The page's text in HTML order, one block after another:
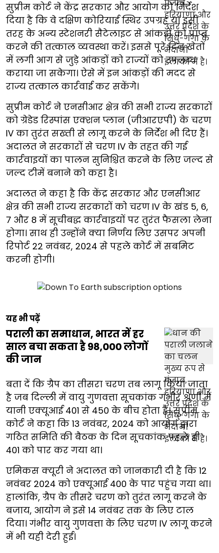
सुप्रीम कोर्ट ने केंद्र सरकार और आयोग को निर्देश
दिया है कि वे दक्षिण कोरियाई स्थिर उपग्रह या इसी
तरह के अन्य स्टेशनरी सैटेलाइट से आंकड़ों को प्राप्त
करने की तत्काल व्यवस्था करें। इससे पूरे दिन खेतों
में लगी आग से जुड़े आंकड़ों को राज्यों को उपलब्ध
कराया जा सकेगा। ऐसे में इन आंकड़ों की मदद से
राज्य तत्काल कार्रवाई कर सकेंगे।
सुप्रीम कोर्ट ने एनसीआर क्षेत्र की सभी राज्य सरकारों
को ग्रेडेड रिस्पांस एक्शन प्लान (जीआरएपी) के चरण
IV का तुरंत सख्ती से लागू करने के निर्देश भी दिए हैं।
अदालत ने सरकारों से चरण IV के तहत की गई
कार्रवाइयों का पालन सुनिश्चित करने के लिए जल्द से
जल्द टीमें बनाने को कहा है।
अदालत ने कहा है कि केंद्र सरकार और एनसीआर
क्षेत्र की सभी राज्य सरकारों को चरण IV के खंड 5, 6,
7 और 8 में सूचीबद्ध कार्रवाइयों पर तुरंत फैसला लेना
होगा। साथ ही उन्होंने क्या निर्णय लिए उसपर अपनी
रिपोर्ट 22 नवंबर, 2024 से पहले कोर्ट में सबमिट
करनी होगी।
यह भी पढ़ें
पराली का समाधान, भारत में हर
साल बचा सकता है 98,000 लोगों
की जान
बता दें कि ग्रैप का तीसरा चरण तब लागू किया जाता
है जब दिल्ली में वायु गुणवत्ता सूचकांक गंभीर श्रेणी में
यानी एक्यूआई 401 से 450 के बीच होता है। सुप्रीम
कोर्ट ने कहा कि 13 नवंबर, 2024 को आयोग द्वारा
गठित समिति की बैठक के दिन सूचकांक पहले ही
401 को पार कर गया था।
एमिकस क्यूरी ने अदालत को जानकारी दी है कि 12
नवंबर 2024 को एक्यूआई 400 के पार पहुंच गया था।
हालांकि, ग्रैप के तीसरे चरण को तुरंत लागू करने के
बजाय, आयोग ने इसे 14 नवंबर तक के लिए टाल
दिया। गंभीर वायु गुणवत्ता के लिए चरण IV लागू करने
में भी यही देरी हुई।